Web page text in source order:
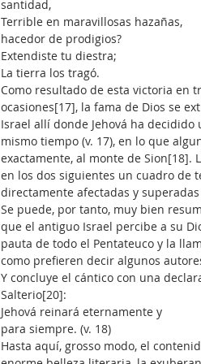
santidad,
Terrible en maravillosas hazañas,
hacedor de prodigios?
Extendiste tu diestra;
La tierra los tragó.
Como resultado de esta victoria en
ocasiones[17], la fama de Dios se
Israel allí donde Jehová ha
mismo tiempo (v. 17), en lo que
exactamente, al monte de Sion[18].
en los dos siguientes un cuadro de
directamente afectadas y
Se puede, por tanto, muy bien
que el antiguo Israel percibe a su
pauta de todo el Pentateuco y la
como prefieren decir algunos
Y concluye el cántico con una
Salterio[20]:
Jehová reinará eternamente y
para siempre. (v. 18)
Hasta aquí, grosso modo, el